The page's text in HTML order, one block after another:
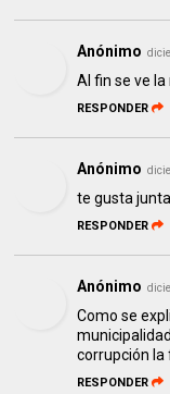
Anónimo
Al fin se ve
RESPONDER
Anónimo
te gusta
RESPONDER
Anónimo
Como se
corrupción la
RESPONDER